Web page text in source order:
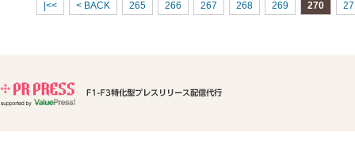
|<< < BACK 265 266 267 268 269 270